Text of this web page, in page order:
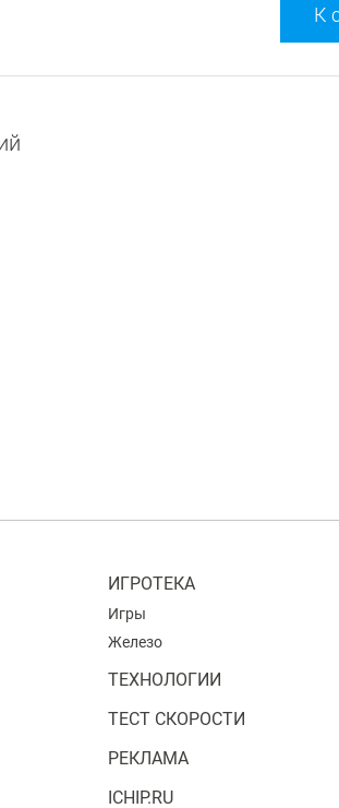
К
ИГРОТЕКА
Игры
Железо
ТЕХНОЛОГИИ
ТЕСТ СКОРОСТИ
РЕКЛАМА
ICHIP.RU